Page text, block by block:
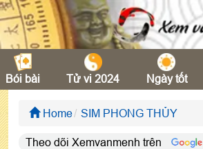
Bói bài Tử vi 2024 Ngày tốt
Home SIM PHONG THỦY
Theo dõi Xemvanmenh trên